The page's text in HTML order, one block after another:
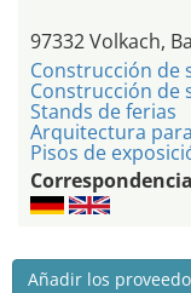
97332 Volkach,
Construcción de
Construcción de
Stands de ferias
Arquitectura
Pisos de
Añadir los